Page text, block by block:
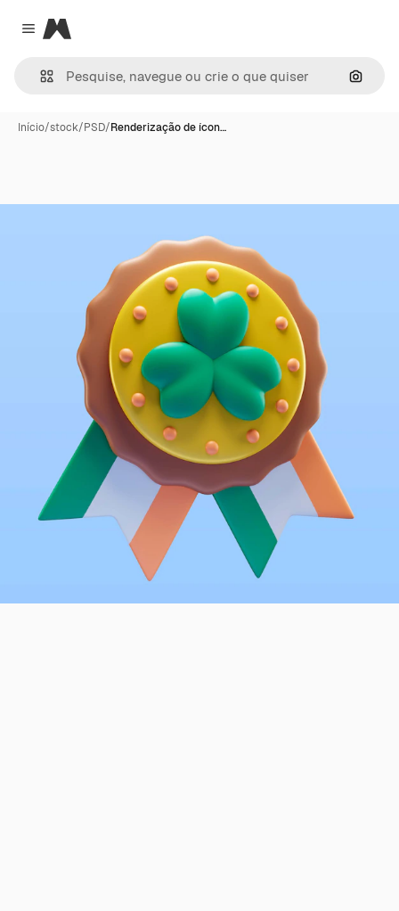
Close menu
Magnific
Início/stock/PSD/Renderização de ícon…